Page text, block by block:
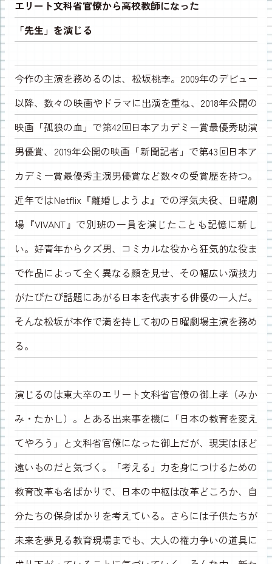
エリート文科省官僚から高校教師になった
「先生」を演じる
今作の主演を務めるのは、松坂桃李。2009年のデビュー
以降、数々の映画やドラマに出演を重ね、2018年公開の
映画「孤狼の血」で第42回日本アカデミー賞最優秀助演
男優賞、2019年公開の映画「新聞記者」で第43回日本ア
カデミー賞最優秀主演男優賞など数々の受賞歴を持つ。
近年ではNetflix『離婚しようよ』での浮気夫役、日曜劇
場『VIVANT』で別班の一員を演じたことも記憶に新し
い。好青年からクズ男、コミカルな役から狂気的な役ま
で作品によって全く異なる顔を見せ、その幅広い演技力
がたびたび話題にあがる日本を代表する俳優の一人だ。
そんな松坂が本作で満を持して初の日曜劇場主演を務め
る。
演じるのは東大卒のエリート文科省官僚の御上孝（みか
み・たかし）。とある出来事を機に「日本の教育を変え
てやろう」と文科省官僚になった御上だが、現実はほど
遠いものだと気づく。「考える」力を身につけるための
教育改革も名ばかりで、日本の中枢は改革どころか、自
分たちの保身ばかりを考えている。さらには子供たちが
未来を夢見る教育現場までも、大人の権力争いの道具に